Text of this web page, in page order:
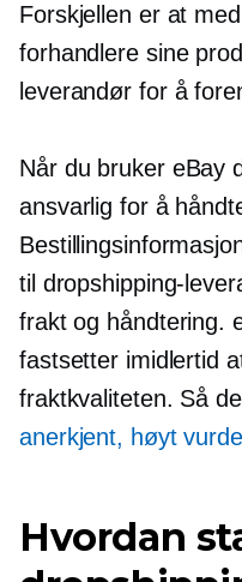
Forskjellen er at
forhandlere sine
leverandør for å
Når du bruker eBay
ansvarlig for å
til dropshipping-
frakt og håndtering.
fastsetter imidlertid
fraktkvaliteten. Så
anerkjent, høyt
Hvordan